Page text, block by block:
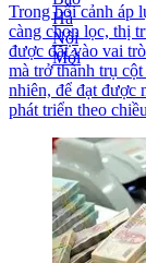
Trong bối cảnh áp
càng chọn lọc, thị
được đặt vào vai
mà trở thành trụ
nhiên, để đạt được
phát triển theo